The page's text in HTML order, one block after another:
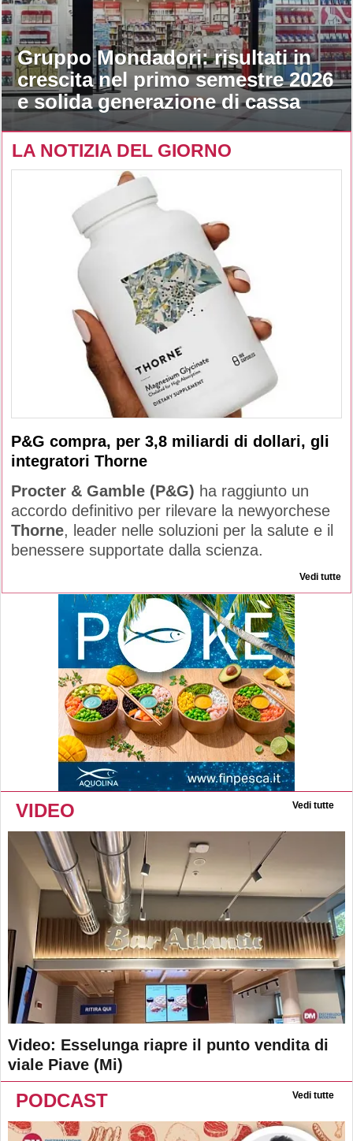
Gruppo Mondadori: risultati in
crescita nel primo semestre 2026
e solida generazione di cassa
LA NOTIZIA DEL GIORNO
P&G compra, per 3,8 miliardi di dollari, gli
integratori Thorne
Procter & Gamble (P&G) ha raggiunto un
accordo definitivo per rilevare la newyorchese
Thorne, leader nelle soluzioni per la salute e il
benessere supportate dalla scienza.
Vedi tutte
VIDEO Vedi tutte
Video: Esselunga riapre il punto vendita di
viale Piave (Mi)
PODCAST Vedi tutte